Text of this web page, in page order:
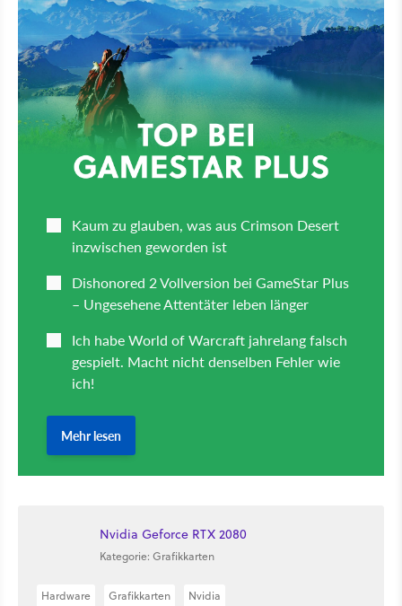
Nvidia Geforce RTX 2080
Kategorie: Grafikkarten
Hardware Grafikkarten Nvidia